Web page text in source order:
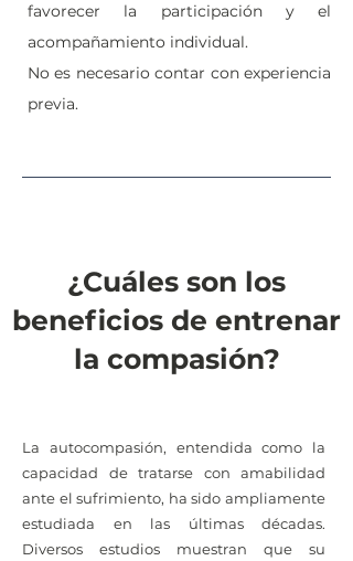
favorecer la participación y el
acompañamiento individual.
No es necesario contar con experiencia
previa.
¿Cuáles son los
beneficios de entrenar
la compasión?
La autocompasión, entendida como la
capacidad de tratarse con amabilidad
ante el sufrimiento, ha sido ampliamente
estudiada en las últimas décadas.
Diversos estudios muestran que su